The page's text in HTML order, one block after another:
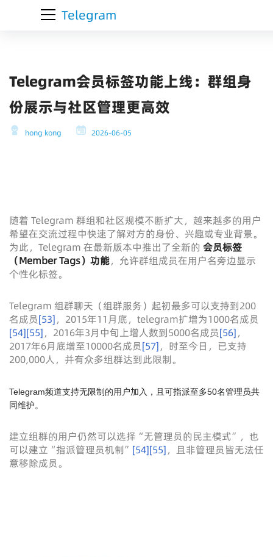
Telegram
Telegram会员标签功能上线：群组身
份展示与社区管理更高效
hong kong 2026-06-05
随着 Telegram 群组和社区规模不断扩大，越来越多的用户
希望在交流过程中快速了解对方的身份、兴趣或专业背景。
为此，Telegram 在最新版本中推出了全新的 会员标签
（Member Tags）功能，允许群组成员在用户名旁边显示
个性化标签。
Telegram 组群聊天（组群服务）起初最多可以支持到200
名成员[53]，2015年11月底，telegram扩增为1000名成员
[54][55]，2016年3月中旬上增人数到5000名成员[56]，
2017年6月底增至10000名成员[57]，时至今日，已支持
200,000人，并有众多组群达到此限制。
Telegram频道支持无限制的用户加入，且可指派至多50名管理员共
同维护。
建立组群的用户仍然可以选择“无管理员的民主模式”，也
可以建立“指派管理员机制” [54][55]，且非管理员皆无法任
意移除成员。